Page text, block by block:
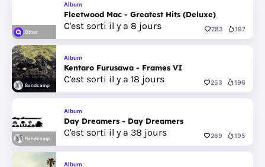
Other
Album
Fleetwood Mac - Greatest Hits (Deluxe)
C'est sorti il y a 8 jours 283 197
Bandcamp
Album
Kentaro Furusawa - Frames VI
C'est sorti il y a 18 jours 253 196
Bandcamp
Album
Day Dreamers - Day Dreamers
C'est sorti il y a 38 jours 269 195
Album